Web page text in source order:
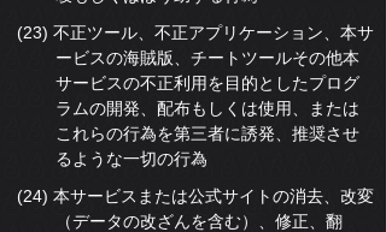
(23) 不正ツール、不正アプリケーション、本サ
ービスの海賊版、チートツールその他本
サービスの不正利用を目的としたプログ
ラムの開発、配布もしくは使用、または
これらの行為を第三者に誘発、推奨させ
るような一切の行為
(24) 本サービスまたは公式サイトの消去、改変
（データの改ざんを含む）、修正、翻